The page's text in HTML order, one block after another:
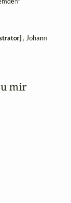
, Johann
mir